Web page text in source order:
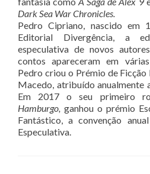
Dark Sea War Chronicles.
Pedro Cipriano, nascido em
Editorial Divergência, a
especulativa de novos
contos apareceram em
Pedro criou o Prémio de
Macedo, atribuído anualmente
Em 2017 o seu primeiro
Hamburgo, ganhou o prémio
Fantástico, a convenção
Especulativa.